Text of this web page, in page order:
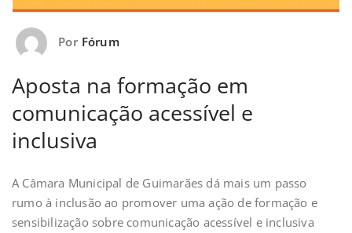
Por Fórum
Aposta na formação em
comunicação acessível e
inclusiva
A Câmara Municipal de Guimarães dá mais um passo
rumo à inclusão ao promover uma ação de formação e
sensibilização sobre comunicação acessível e inclusiva